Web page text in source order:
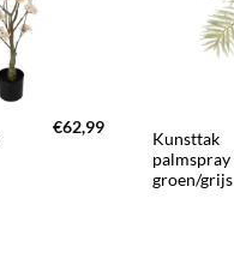
€62,99
Kunsttak
palmspray
groen/grijs